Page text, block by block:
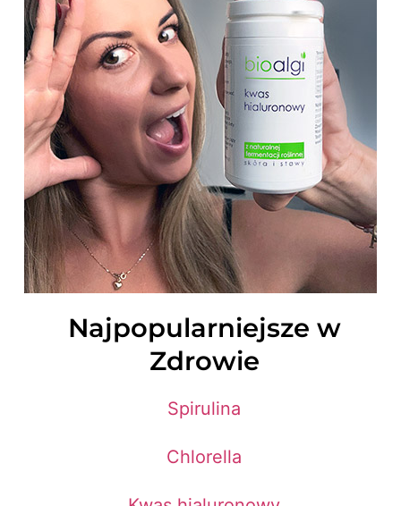
Najpopularniejsze w
Zdrowie
Spirulina
Chlorella